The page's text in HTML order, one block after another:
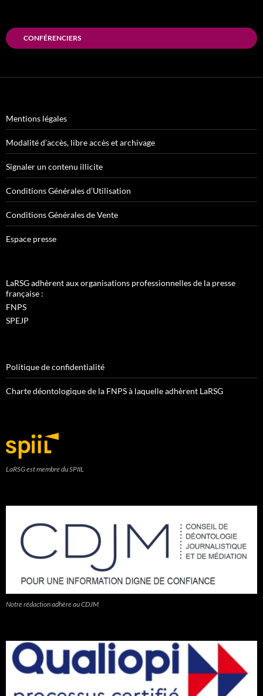
CONFÉRENCIERS
Mentions légales
Modalité d’accès, libre accès et archivage
Signaler un contenu illicite
Conditions Générales d’Utilisation
Conditions Générales de Vente
Espace presse
LaRSG adhèrent aux organisations professionnelles de la presse
française :
FNPS
SPEJP
Politique de confidentialité
Charte déontologique de la FNPS à laquelle adhèrent LaRSG
LaRSG est membre du SPIIL
Notre rédaction adhère au CDJM